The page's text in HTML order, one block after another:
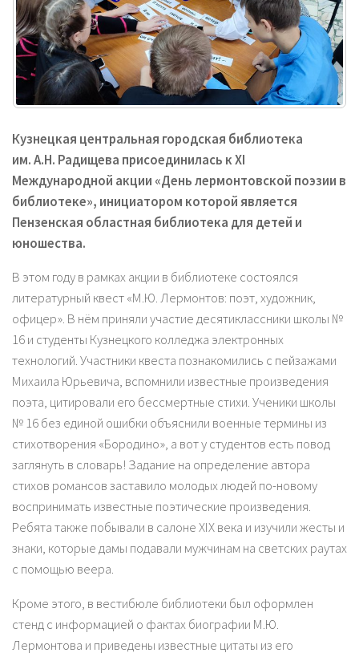
Кузнецкая центральная городская библиотека
им. А.Н. Радищева присоединилась к XI
Международной акции «День лермонтовской поэзии в
библиотеке», инициатором которой является
Пензенская областная библиотека для детей и
юношества.
В этом году в рамках акции в библиотеке состоялся
литературный квест «М.Ю. Лермонтов: поэт, художник,
офицер». В нём приняли участие десятиклассники школы №
16 и студенты Кузнецкого колледжа электронных
технологий. Участники квеста познакомились с пейзажами
Михаила Юрьевича, вспомнили известные произведения
поэта, цитировали его бессмертные стихи. Ученики школы
№ 16 без единой ошибки объяснили военные термины из
стихотворения «Бородино», а вот у студентов есть повод
заглянуть в словарь! Задание на определение автора
стихов романсов заставило молодых людей по-новому
воспринимать известные поэтические произведения.
Ребята также побывали в салоне ХIХ века и изучили жесты и
знаки, которые дамы подавали мужчинам на светских раутах
с помощью веера.
Кроме этого, в вестибюле библиотеки был оформлен
стенд с информацией о фактах биографии М.Ю.
Лермонтова и приведены известные цитаты из его